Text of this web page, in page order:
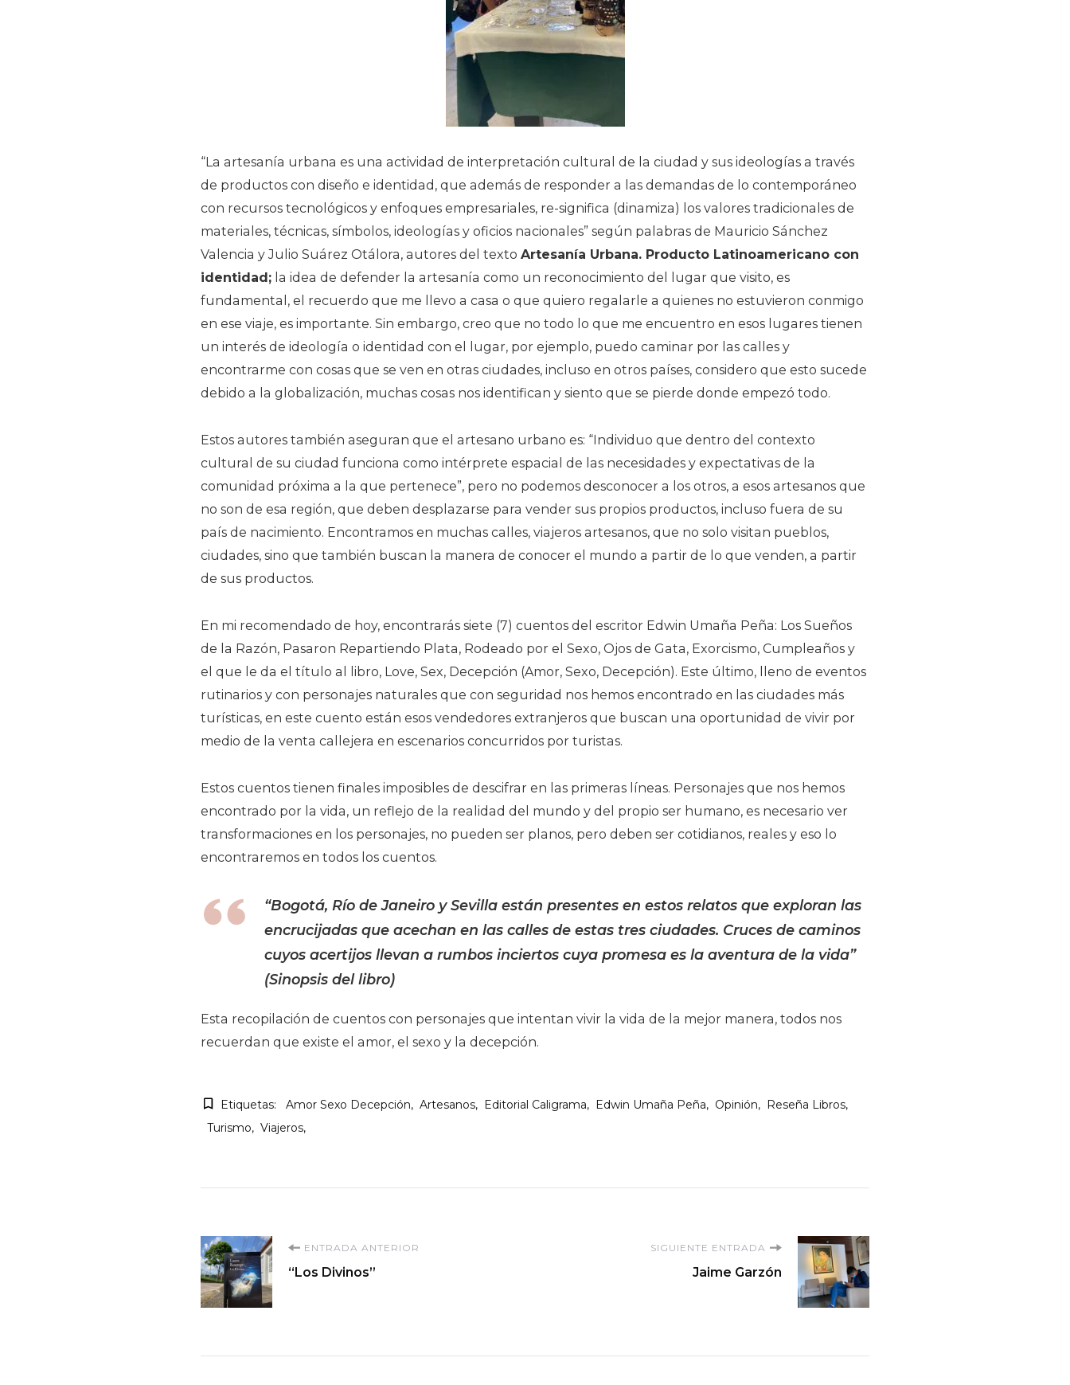
“La artesanía urbana es una actividad de interpretación cultural de la ciudad y sus ideologías a través
de productos con diseño e identidad, que además de responder a las demandas de lo contemporáneo
con recursos tecnológicos y enfoques empresariales, re-significa (dinamiza) los valores tradicionales de
materiales, técnicas, símbolos, ideologías y oficios nacionales” según palabras de Mauricio Sánchez
Valencia y Julio Suárez Otálora, autores del texto Artesanía Urbana. Producto Latinoamericano con
identidad; la idea de defender la artesanía como un reconocimiento del lugar que visito, es
fundamental, el recuerdo que me llevo a casa o que quiero regalarle a quienes no estuvieron conmigo
en ese viaje, es importante. Sin embargo, creo que no todo lo que me encuentro en esos lugares tienen
un interés de ideología o identidad con el lugar, por ejemplo, puedo caminar por las calles y
encontrarme con cosas que se ven en otras ciudades, incluso en otros países, considero que esto sucede
debido a la globalización, muchas cosas nos identifican y siento que se pierde donde empezó todo.
Estos autores también aseguran que el artesano urbano es: “Individuo que dentro del contexto
cultural de su ciudad funciona como intérprete espacial de las necesidades y expectativas de la
comunidad próxima a la que pertenece”, pero no podemos desconocer a los otros, a esos artesanos que
no son de esa región, que deben desplazarse para vender sus propios productos, incluso fuera de su
país de nacimiento. Encontramos en muchas calles, viajeros artesanos, que no solo visitan pueblos,
ciudades, sino que también buscan la manera de conocer el mundo a partir de lo que venden, a partir
de sus productos.
En mi recomendado de hoy, encontrarás siete (7) cuentos del escritor Edwin Umaña Peña: Los Sueños
de la Razón, Pasaron Repartiendo Plata, Rodeado por el Sexo, Ojos de Gata, Exorcismo, Cumpleaños y
el que le da el título al libro, Love, Sex, Decepción (Amor, Sexo, Decepción). Este último, lleno de eventos
rutinarios y con personajes naturales que con seguridad nos hemos encontrado en las ciudades más
turísticas, en este cuento están esos vendedores extranjeros que buscan una oportunidad de vivir por
medio de la venta callejera en escenarios concurridos por turistas.
Estos cuentos tienen finales imposibles de descifrar en las primeras líneas. Personajes que nos hemos
encontrado por la vida, un reflejo de la realidad del mundo y del propio ser humano, es necesario ver
transformaciones en los personajes, no pueden ser planos, pero deben ser cotidianos, reales y eso lo
encontraremos en todos los cuentos.
“Bogotá, Río de Janeiro y Sevilla están presentes en estos relatos que exploran las
encrucijadas que acechan en las calles de estas tres ciudades. Cruces de caminos
cuyos acertijos llevan a rumbos inciertos cuya promesa es la aventura de la vida”
(Sinopsis del libro)
Esta recopilación de cuentos con personajes que intentan vivir la vida de la mejor manera, todos nos
recuerdan que existe el amor, el sexo y la decepción.
Etiquetas: Amor Sexo Decepción Artesanos Editorial Caligrama Edwin Umaña Peña Opinión
Reseña Libros
Turismo
Viajeros
Navegación
de
ENTRADA ANTERIOR
“Los Divinos”
SIGUIENTE ENTRADA
Jaime Garzón